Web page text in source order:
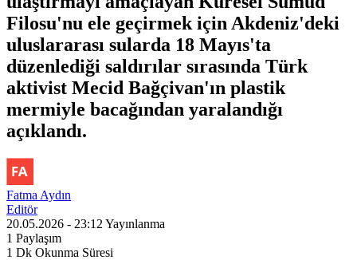
Filosu'nu ele geçirmek için Akdeniz'deki
uluslararası sularda 18 Mayıs'ta
düzenlediği saldırılar sırasında Türk
aktivist Mecid Bağçivan'ın plastik
mermiyle bacağından yaralandığı
açıklandı.
Fatma Aydın
Editör
20.05.2026 - 23:12 Yayınlanma
1 Paylaşım
1 Dk Okunma Süresi